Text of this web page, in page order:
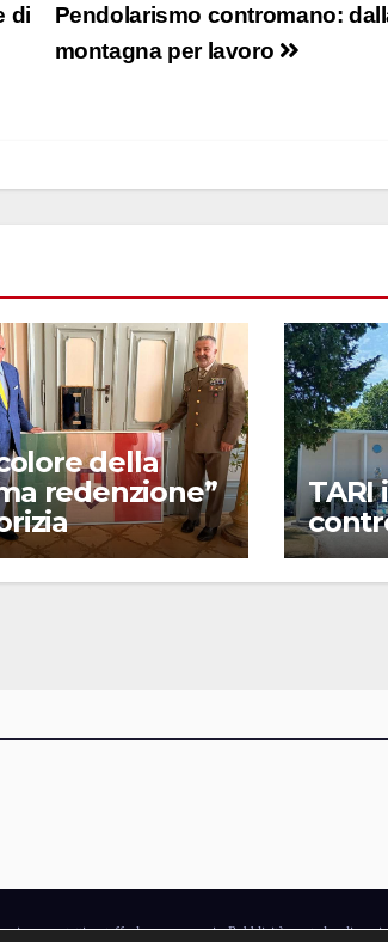
Pendolarismo contromano:
montagna per lavoro
di
della
redenzione”
TARI
· contatti e staff · lavora con noi · Pubblicità · note legali e